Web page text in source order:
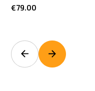
€79.00